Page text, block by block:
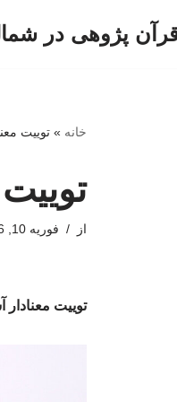
پژوهی در
خانه »توییت
توییت
از فوریه 10, 2026
توییت معنادار